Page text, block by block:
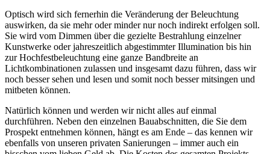
Optisch wird sich fernerhin die Veränderung der Beleuchtung
auswirken, da sie mehr oder minder nur noch indirekt erfolgen soll.
Sie wird vom Dimmen über die gezielte Bestrahlung einzelner
Kunstwerke oder jahreszeitlich abgestimmter Illumination bis hin
zur Hochfestbeleuchtung eine ganze Bandbreite an
Lichtkombinationen zulassen und insgesamt dazu führen, dass wir
noch besser sehen und lesen und somit noch besser mitsingen und
mitbeten können.
Natürlich können und werden wir nicht alles auf einmal
durchführen. Neben den einzelnen Bauabschnitten, die Sie dem
Prospekt entnehmen können, hängt es am Ende – das kennen wir
ebenfalls von unseren privaten Sanierungen – immer auch ein